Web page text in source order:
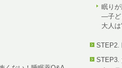
眠り
—子ど
大人
STEP2.
STEP3.